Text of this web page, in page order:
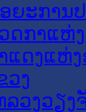
ອຍະການ
ດກາແຫ່
ແດງແຫ່
ວງ
ວງວຽງ